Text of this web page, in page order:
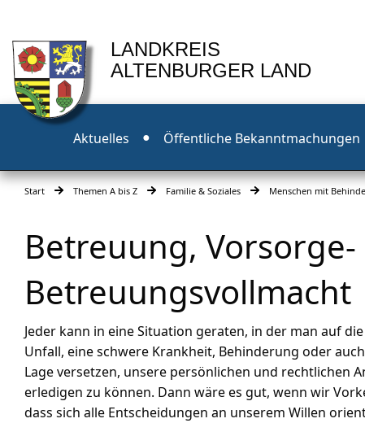
LANDKREIS
ALTENBURGER LAND
Aktuelles Öffentliche Bekanntmachungen
Start Themen A bis Z Familie & Soziales Menschen mit
Betreuung, Vorsorge-
Betreuungsvollmacht
Jeder kann in eine Situation geraten, in der man auf
Unfall, eine schwere Krankheit, Behinderung oder
Lage versetzen, unsere persönlichen und rechtlichen
erledigen zu können. Dann wäre es gut, wenn wir
dass sich alle Entscheidungen an unserem Willen